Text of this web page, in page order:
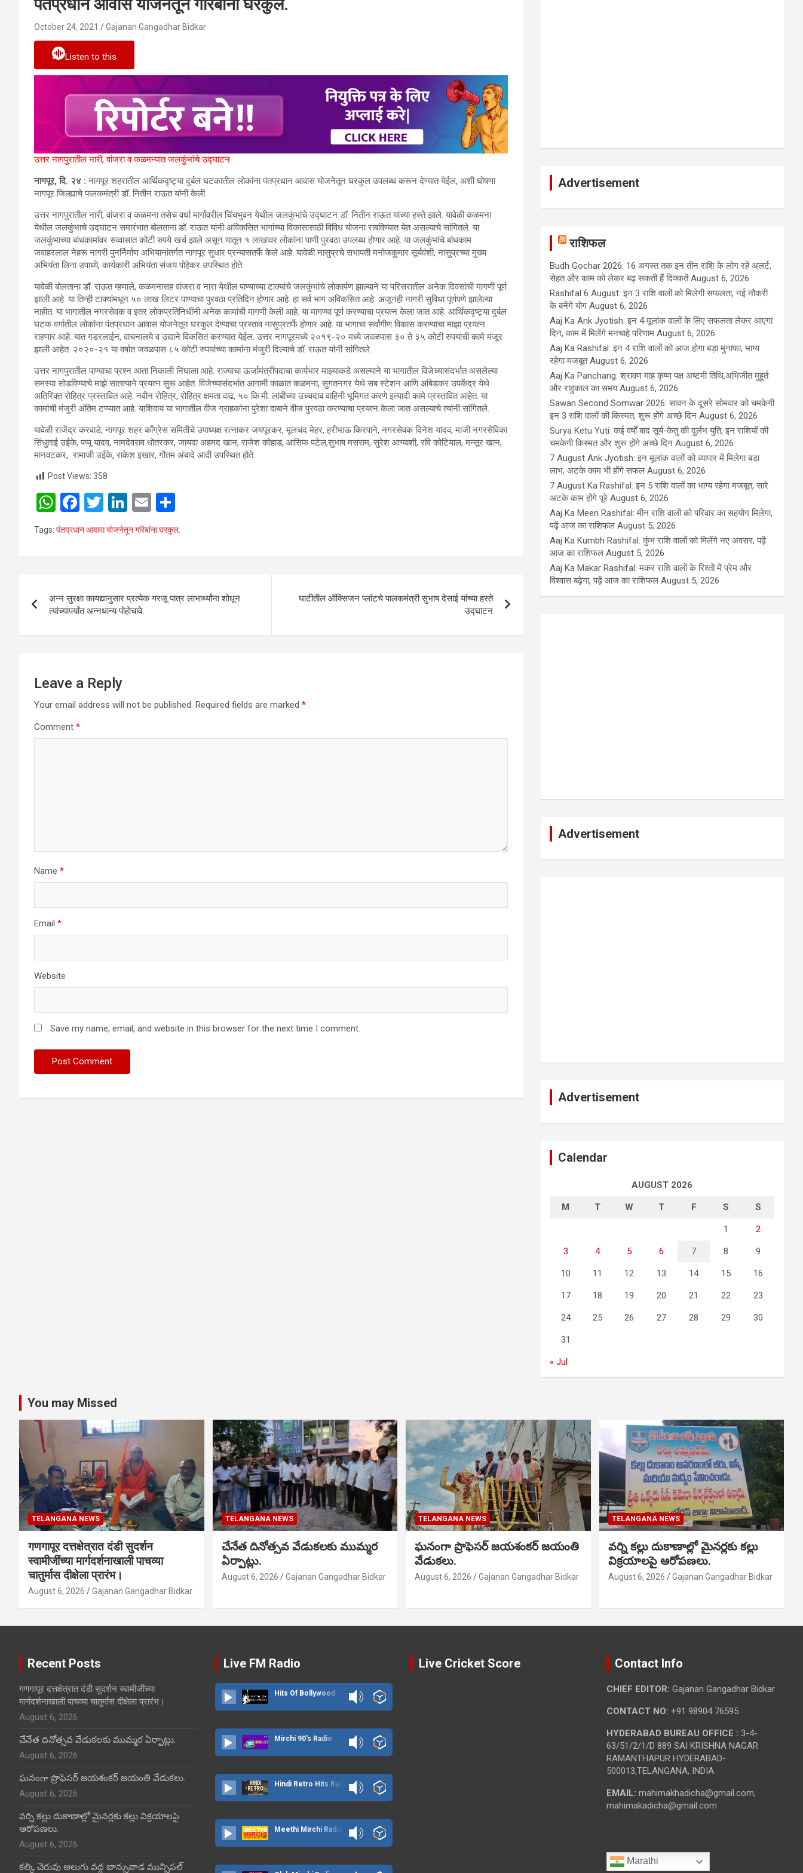
पंतप्रधान आवास योजनेतून गरिबांना घरकुल.
October 24, 2021 Gajanan Gangadhar Bidkar
Listen to this
उत्तर नागपुरातील नारी, वांजरा व कळमन्यात जलकुंभांचे उद्घाटन
नागपूर, दि. २४ :नागपूर शहरातील आर्थिकदृष्ट्या दुर्बल घटकातील लोकांना पंतप्रधान आवास योजनेतून घरकुल उपलब्ध करून देण्यात येईल, अशी घोषणा
नागपूर जिल्ह्याचे पालकमंत्री डॉ. नितीन राऊत यांनी केली.
उत्तर नागपुरातील नारी, वांजरा व कळमना तसेच वर्धा मार्गावरील चिंचभुवन येथील जलकुंभांचे उद्घाटन डॉ. नितीन राऊत यांच्या हस्ते झाले. यावेळी कळमना
येथील जलकुंभाचे उद्घाटन समारंभात बोलताना डॉ. राऊत यांनी अविकसित भागांच्या विकासासाठी विविध योजना राबविण्यात येत असल्याचे सांगितले. या
जलकुंभाच्या बांधकामांवर सव्वासात कोटी रुपये खर्च झाले असून यातून १ लाखावर लोकांना पाणी पुरवठा उपलब्ध होणार आहे. या जलकुंभांचे बांधकाम
जवाहरलाल नेहरू नागरी पुनर्निर्माण अभियानांतर्गत नागपूर सुधार प्रन्यासतर्फे केले आहे. यावेळी नासुप्रचे सभापती मनोजकुमार सूर्यवंशी, नासुप्रच्या मुख्य
अभियंता लिना उपाध्ये, कार्यकारी अभियंता संजय पोहेकर उपस्थित होते.
यावेळी बोलताना डॉ. राऊत म्हणाले, कळमनासह वांजरा व नारा येथील पाण्याच्या टाक्यांचे जलकुंभांचे लोकार्पण झाल्याने या परिसरातील अनेक दिवसांची मागणी पूर्ण
झाली आहे. या तिन्ही टाक्यांमधून ५० लाख लिटर पाण्याचा पुरवठा प्रतिदिन होणार आहे. हा सर्व भाग अविकसित आहे. अजूनही नागरी सुविधा पूर्णपणे झालेल्या
नाहीत. या भागातील नगरसेवक व इतर लोकप्रतिनिधींनी अनेक कामांची मागणी केली आहे. या मागण्या पूर्ण करण्याचा प्रयत्न केला जात आहे. आर्थिकदृष्ट्या दुर्बल
घटक वर्गातील लोकांना पंतप्रधान आवास योजनेतून घरकुल देण्याचा प्रस्ताव नासुप्रतर्फे होणार आहे. या भागाचा सर्वांगीण विकास करण्याचा माझा प्रयत्न
राहणार आहे. यात गडरलाईन, वाचनालये व उद्याने विकसित करण्यात येईल. उत्तर नागपूरमध्ये २०१९-२० मध्ये जवळपास ३० ते ३५ कोटी रुपयांची कामे मंजूर
झाली आहेत. २०२०-२१ या वर्षात जवळपास ८५ कोटी रुपयांच्या कामांना मंजुरी दिल्याचे डॉ. राऊत यांनी सांगितले.
उत्तर नागपुरातील पाण्याचा प्रश्न आता निकाली निघाला आहे. राज्याचा ऊर्जामंत्रीपदाचा कार्यभार माझ्याकडे असल्याने या भागातील विजेच्यासंदर्भात असलेल्या
समस्या सोडविण्याचे माझे सातत्याने प्रयत्न सुरू आहेत. विजेच्यासंदर्भात आगामी काळात कळमना, सुगतनगर येथे सब स्टेशन आणि आंबेडकर उपकेंद्र येथे
अतिरिक्त रोहित्र प्रस्तावित आहे. नवीन रोहित्र, रोहित्र क्षमता वाढ, ५० कि.मी. लांबीच्या उच्चदाब वाहिनी भूमिगत करणे इत्यादी कामे प्रस्तावित आहेत. या
कामांची मंजुरी अंतिम टप्प्यात आहे. याशिवाय या भागातील वीज ग्राहकांना पुरेशा दाबाने वीज पुरवठा करण्याचा प्रयत्न केला जात असल्याचे त्यांनी सांगितले.
यावेळी राजेंद्र करवाडे, नागपूर शहर काँग्रेस समितीचे उपाध्यक्ष रत्नाकर जयपूरकर, मूलचंद मेहर, हरीभाऊ किरपाने, नगरसेवक दिनेश यादव, माजी नगरसेविका
सिंधुताई उईके, पप्पू यादव, नामदेवराव धोतरकर, जायदा अहमद खान, राजेश कोहाड, आसिफ पटेल,सुभाष मसराम, सुरेश आग्याशी, रवि कोटियाल, मन्सूर खान,
मानवटकर, रामाजी उईके, राकेश इखार, गौतम अंबादे आदी उपस्थित होते.
Post Views: 358
W
h
at
s
p
p
F
ce
b
o
k
T
wi
tt
er
Li
ke
dI
E
ail ar
e
Tags: पंतप्रधान आवास योजनेतून गरिबांना घरकुल.
navigation
अन्न सुरक्षा कायद्यानुसार प्रत्येक गरजू पात्र लाभार्थ्यांना शोधून
त्यांच्यापर्यांत अन्नधान्य पोहाेचावे.
घाटीतील ऑक्सिजन प्लांटचे पालकमंत्री सुभाष देसाई यांच्या हस्ते
उद्घाटन
Leave a Reply
Your email address will not be published. Required fields are marked *
Comment *
Name *
Email *
Website
Save my name, email, and website in this browser for the next time I comment.
Advertisement
राशिफल
Budh Gochar 2026: 16 अगस्त तक इन तीन राशि के लोग रहें अलर्ट,
सेहत और काम को लेकर बढ़ सकती हैं दिक्कतें August 6, 2026
Rashifal 6 August: इन 3 राशि वालों को मिलेगी सफलता, नई नौकरी
के बनेंगे योग August 6, 2026
Aaj Ka Ank Jyotish: इन 4 मूलांक वालों के लिए सफलता लेकर आएगा
दिन, काम में मिलेंगे मनचाहे परिणाम August 6, 2026
Aaj Ka Rashifal: इन 4 राशि वालों को आज होगा बड़ा मुनाफा, भाग्य
रहेगा मजबूत August 6, 2026
Aaj Ka Panchang: श्रावण माह कृष्ण पक्ष अष्टमी तिथि,अभिजीत मुहूर्त
और राहुकाल का समय August 6, 2026
Sawan Second Somwar 2026: सावन के दूसरे सोमवार को चमकेगी
इन 3 राशि वालों की किस्मत, शुरू होंगे अच्छे दिन August 6, 2026
Surya Ketu Yuti: कई वर्षों बाद सूर्य-केतु की दुर्लभ युति, इन राशियों की
चमकेगी किस्मत और शुरू होंगे अच्छे दिन August 6, 2026
7 August Ank Jyotish: इन मूलांक वालों को व्यापार में मिलेगा बड़ा
लाभ, अटके काम भी होंगे सफल August 6, 2026
7 August Ka Rashifal: इन 5 राशि वालों का भाग्य रहेगा मजबूत, सारे
अटके काम होंगे पूरे August 6, 2026
Aaj Ka Meen Rashifal: मीन राशि वालों को परिवार का सहयोग मिलेगा,
पढ़ें आज का राशिफल August 5, 2026
Aaj Ka Kumbh Rashifal: कुंभ राशि वालों को मिलेंगे नए अवसर, पढ़ें
आज का राशिफल August 5, 2026
Aaj Ka Makar Rashifal: मकर राशि वालों के रिश्तों में प्रेम और
विश्वास बढ़ेगा, पढ़ें आज का राशिफल August 5, 2026
Advertisement
Advertisement
Calendar
AUGUST 2026
M T W T F S S
1 2
3 4 5 6 7 8 9
10 11 12 13 14 15 16
17 18 19 20 21 22 23
24 25 26 27 28 29 30
31
« Jul
You may Missed
TELANGANA NEWS
गणगापूर दत्तक्षेत्रात दंडी सुदर्शन
स्वामीजींच्या मार्गदर्शनाखाली पाचव्या
चातुर्मास दीक्षेला प्रारंभ।
August 6, 2026 Gajanan Gangadhar Bidkar
TELANGANA NEWS
చేనేత దినోత్సవ వేడుకలకు ముమ్మర
ఏర్పాట్లు.
August 6, 2026 Gajanan Gangadhar Bidkar
TELANGANA NEWS
ఘనంగా ప్రొఫెసర్ జయశంకర్ జయంతి
వేడుకలు.
August 6, 2026 Gajanan Gangadhar Bidkar
TELANGANA NEWS
వర్ని కల్లు దుకాణాల్లో మైనర్లకు కల్లు
విక్రయాలపై ఆరోపణలు.
August 6, 2026 Gajanan Gangadhar Bidkar
Recent Posts
गणगापूर दत्तक्षेत्रात दंडी सुदर्शन स्वामीजींच्या
मार्गदर्शनाखाली पाचव्या चातुर्मास दीक्षेला प्रारंभ।
August 6, 2026
చేనేత దినోత్సవ వేడుకలకు ముమ్మర ఏర్పాట్లు.
August 6, 2026
ఘనంగా ప్రొఫెసర్ జయశంకర్ జయంతి వేడుకలు.
August 6, 2026
వర్ని కల్లు దుకాణాల్లో మైనర్లకు కల్లు విక్రయాలపై
ఆరోపణలు.
August 6, 2026
కల్కి చెరువు అలుగు వద్ద బాన్సువాడ మున్సిపల్
Live FM Radio
Hits Of Bollywood
Mirchi 90's Radio
Hindi Retro Hits Radio
Meethi Mirchi Radio
Live Cricket Score Contact Info
CHIEF EDITOR: Gajanan Gangadhar Bidkar
CONTACT NO: +91 98904 76595
HYDERABAD BUREAU OFFICE : 3-4-
63/51/2/1/D 889 SAI KRISHNA NAGAR
RAMANTHAPUR HYDERABAD-
500013,TELANGANA, INDIA.
EMAIL: mahimakhadicha@gmail.com,
mahimakadicha@gmail.com
Marathi